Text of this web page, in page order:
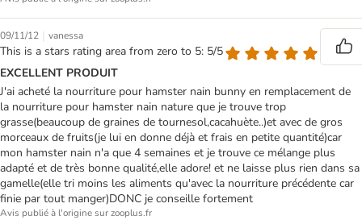
09/11/12 | vanessa
This is a stars rating area from zero to 5: 5/5
EXCELLENT PRODUIT
J'ai acheté la nourriture pour hamster nain bunny en remplacement de
la nourriture pour hamster nain nature que je trouve trop
grasse(beaucoup de graines de tournesol,cacahuète..)et avec de gros
morceaux de fruits(je lui en donne déjà et frais en petite quantité)car
mon hamster nain n'a que 4 semaines et je trouve ce mélange plus
adapté et de très bonne qualité,elle adore! et ne laisse plus rien dans sa
gamelle(elle tri moins les aliments qu'avec la nourriture précédente car
finie par tout manger)DONC je conseille fortement
Avis publié à l'origine sur zooplus.fr